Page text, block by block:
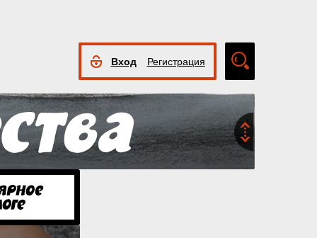
Вход Регистрация
поиск